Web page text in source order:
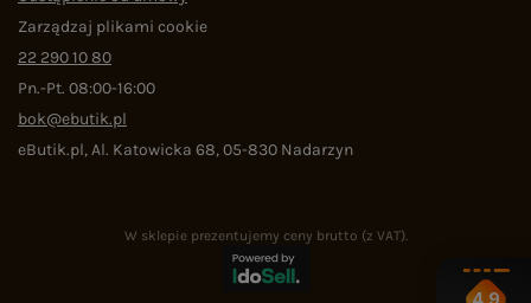
Zarządzaj plikami cookie
22 290 10 80
Pn.-Pt. 08:00-16:00
bok@ebutik.pl
eButik.pl,Al. Katowicka 68,05-830 Nadarzyn
W sklepie prezentujemy ceny brutto (z VAT).
4.9